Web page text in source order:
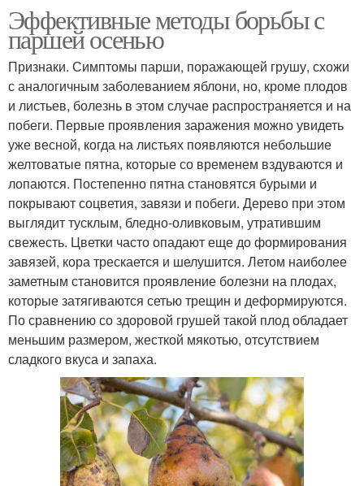
Эффективные методы борьбы с
паршей осенью
Признаки. Симптомы парши, поражающей грушу, схожи
с аналогичным заболеванием яблони, но, кроме плодов
и листьев, болезнь в этом случае распространяется и на
побеги. Первые проявления заражения можно увидеть
уже весной, когда на листьях появляются небольшие
желтоватые пятна, которые со временем вздуваются и
лопаются. Постепенно пятна становятся бурыми и
покрывают соцветия, завязи и побеги. Дерево при этом
выглядит тусклым, бледно-оливковым, утратившим
свежесть. Цветки часто опадают еще до формирования
завязей, кора трескается и шелушится. Летом наиболее
заметным становится проявление болезни на плодах,
которые затягиваются сетью трещин и деформируются.
По сравнению со здоровой грушей такой плод обладает
меньшим размером, жесткой мякотью, отсутствием
сладкого вкуса и запаха.